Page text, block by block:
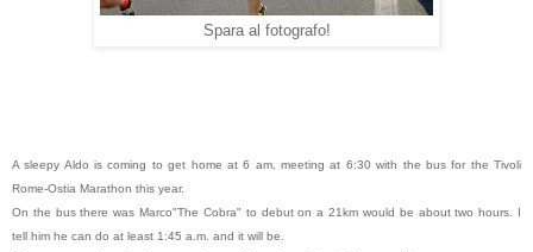
Spara al fotografo!
A sleepy Aldo is coming to get home at 6 am, meeting at 6:30 with the bus for the Tivoli
Rome-Ostia Marathon this year.
On the bus there was Marco"The Cobra" to debut on a 21km would be about two hours. I
tell him he can do at least 1:45 a.m. and it will be.